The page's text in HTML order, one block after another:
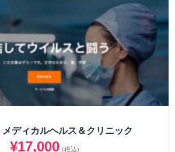
メディカルヘルス＆クリニック
¥17,000 (税込)